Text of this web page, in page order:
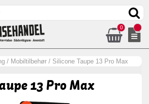
0
/ Mobiltilbehør / Silicone Taupe 13 Pro Max
13 Pro Max